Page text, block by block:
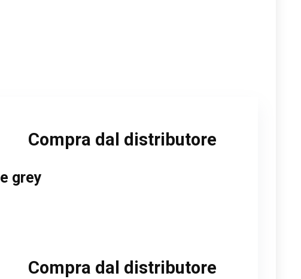
Compra dal distributore
grey
Compra dal distributore